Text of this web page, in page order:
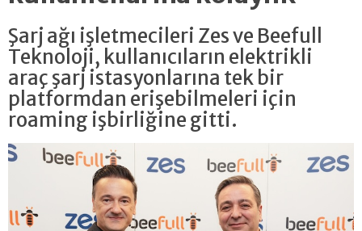
Şarj ağı işletmecileri Zes ve Beefull
Teknoloji, kullanıcıların elektrikli
araç şarj istasyonlarına tek bir
platformdan erişebilmeleri için
roaming işbirliğine gitti.